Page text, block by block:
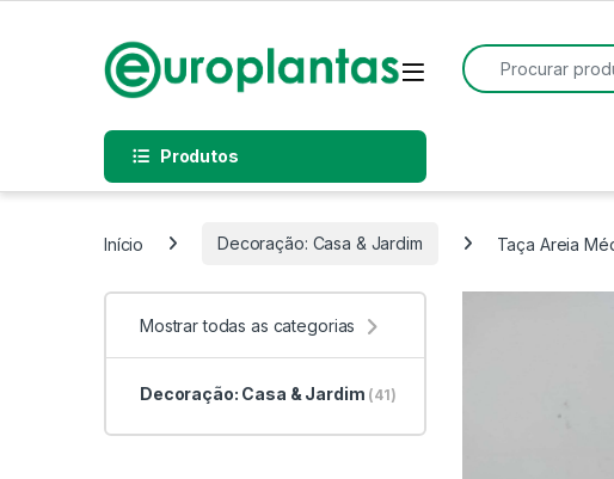
Open
Procurar:
Produtos
Início Decoração: Casa & Jardim Taça Areia
Mostrar todas as categorias
Decoração: Casa & Jardim (41)